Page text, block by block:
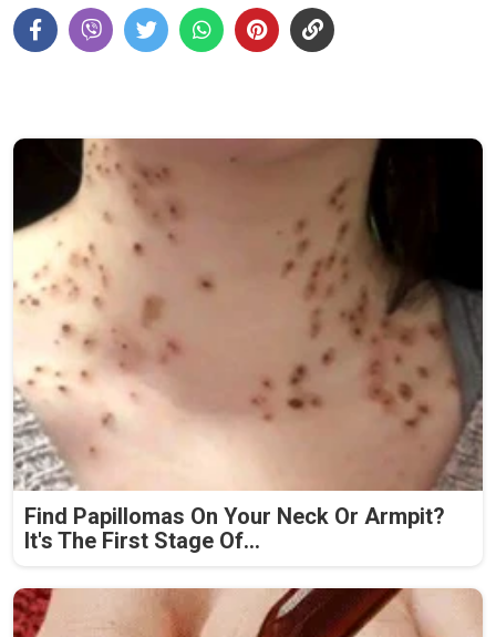
Find Papillomas On Your Neck Or Armpit?
It's The First Stage Of...